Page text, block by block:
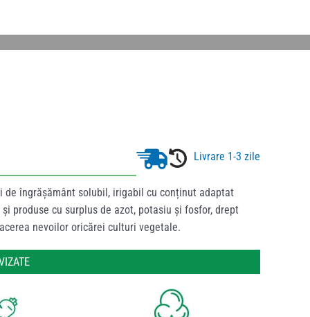
Livrare 1-3 zile
îngrășământ solubil, irigabil cu conținut adaptat
produse cu surplus de azot, potasiu și fosfor, drept
nevoilor oricărei culturi vegetale.